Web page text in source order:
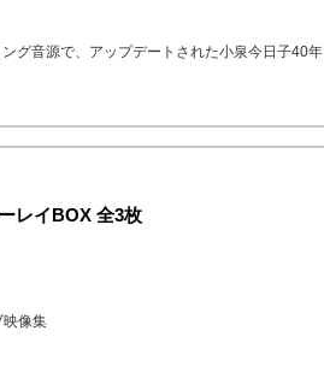
グ音源で、アップデートされた小泉今日子40年
レイBOX 全3枚
映像集